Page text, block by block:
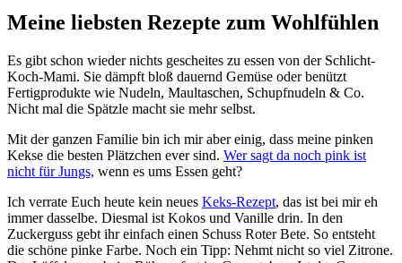
Meine liebsten Rezepte zum Wohlfühlen
Es gibt schon wieder nichts gescheites zu essen von der Schlicht-
Koch-Mami. Sie dämpft bloß dauernd Gemüse oder benützt
Fertigprodukte wie Nudeln, Maultaschen, Schupfnudeln & Co.
Nicht mal die Spätzle macht sie mehr selbst.
Mit der ganzen Familie bin ich mir aber einig, dass meine pinken
Kekse die besten Plätzchen ever sind. Wer sagt da noch pink ist
nicht für Jungs, wenn es ums Essen geht?
Ich verrate Euch heute kein neues Keks-Rezept, das ist bei mir eh
immer dasselbe. Diesmal ist Kokos und Vanille drin. In den
Zuckerguss gebt ihr einfach einen Schuss Roter Bete. So entsteht
die schöne pinke Farbe. Noch ein Tipp: Nehmt nicht so viel Zitrone.